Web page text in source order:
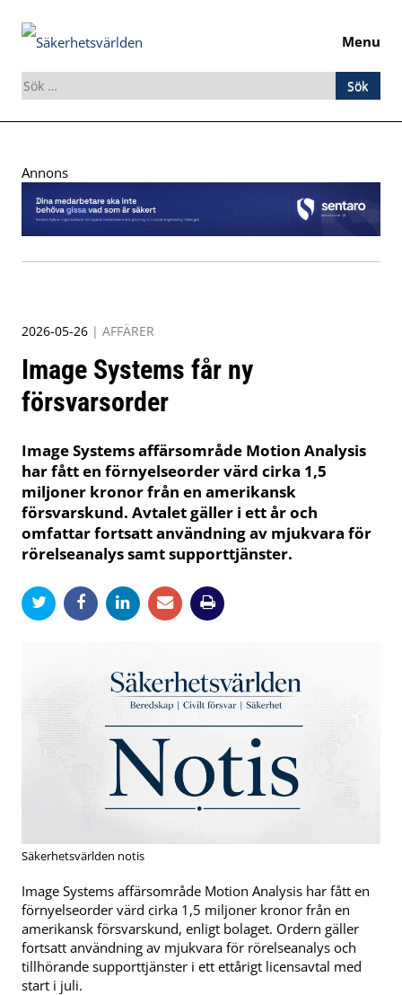
Menu
Sök
efter:
to
Annons
2026-05-26 | AFFÄRER
Image Systems får ny
försvarsorder
Image Systems affärsområde Motion Analysis
har fått en förnyelseorder värd cirka 1,5
miljoner kronor från en amerikansk
försvarskund. Avtalet gäller i ett år och
omfattar fortsatt användning av mjukvara för
rörelseanalys samt supporttjänster.
Säkerhetsvärlden notis
Image Systems affärsområde Motion Analysis har fått en
förnyelseorder värd cirka 1,5 miljoner kronor från en
amerikansk försvarskund, enligt bolaget. Ordern gäller
fortsatt användning av mjukvara för rörelseanalys och
tillhörande supporttjänster i ett ettårigt licensavtal med
start i juli.